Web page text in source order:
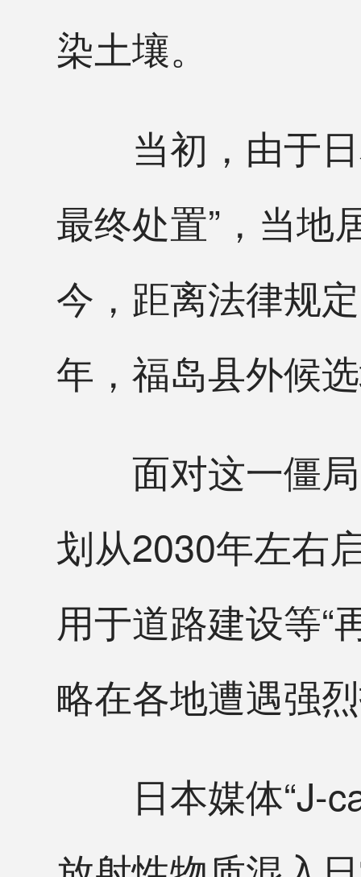
染土壤。
当初，由于日
最终处置”，当地
今，距离法律规
年，福岛县外候
面对这一僵局
划从2030年左右
用于道路建设等“
略在各地遭遇强
日本媒体“J-